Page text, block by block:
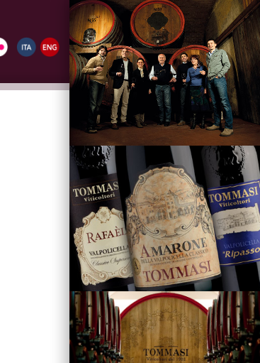
La Famiglia